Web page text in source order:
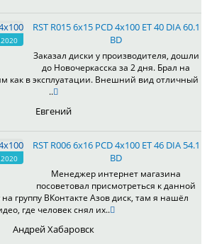
RST R015 6x15 PCD 4x100 ET 40 DIA 60.1
BD
Заказал диски у производителя, дошли
до Новочеркасска за 2 дня. Брал на
как в эксплуатации. Внешний вид отличный
..
Евгений
RST R006 6x16 PCD 4x100 ET 46 DIA 54.1
BD
Менеджер интернет магазина
посоветовал присмотреться к данной
группу ВКонтакте Азов диск, там я нашёл
где человек снял их..
Андрей Хабаровск